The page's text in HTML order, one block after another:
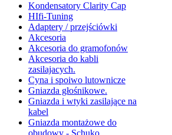
Kondensatory Clarity Cap
HIfi-Tuning
Adaptery / przejściówki
Akcesoria
Akcesoria do gramofonów
Akcesoria do kabli
zasilajacych.
Cyna i spoiwo lutownicze
Gniazda głośnikowe.
Gniazda i wtyki zasilające na
kabel
Gniazda montażowe do
obudowy - Schuko